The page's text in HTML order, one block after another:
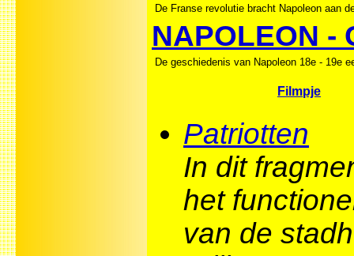
De Franse revolutie bracht Napoleon aan
NAPOLEON -
De geschiedenis van Napoleon 18e - 19e
Filmpje
Patriotten
In dit
het
van de